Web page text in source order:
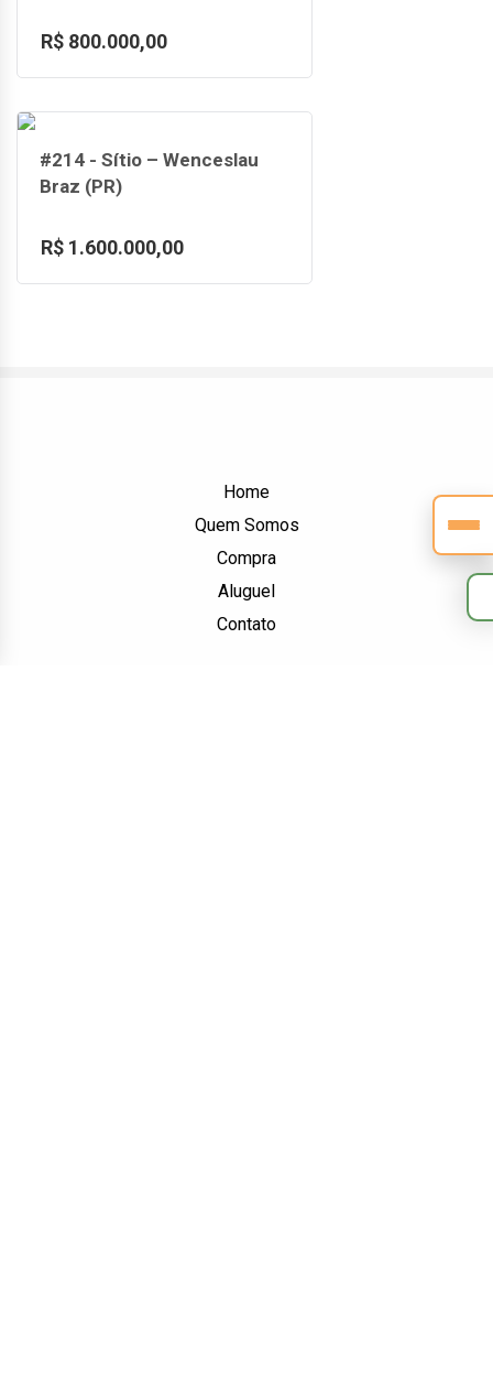
R$ 800.000,00
#214 - Sítio – Wenceslau
Braz (PR)
R$ 1.600.000,00
Home
Quem Somos
Compra
Aluguel
Contato